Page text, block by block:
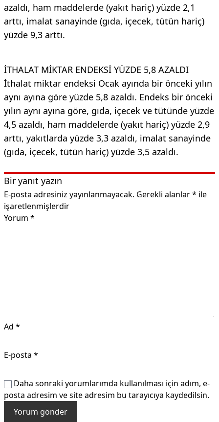
azaldı, ham maddelerde (yakıt hariç) yüzde 2,1
arttı, imalat sanayinde (gıda, içecek, tütün hariç)
yüzde 9,3 arttı.
İTHALAT MİKTAR ENDEKSİ YÜZDE 5,8 AZALDI
İthalat miktar endeksi Ocak ayında bir önceki yılın
aynı ayına göre yüzde 5,8 azaldı. Endeks bir önceki
yılın aynı ayına göre, gıda, içecek ve tütünde yüzde
4,5 azaldı, ham maddelerde (yakıt hariç) yüzde 2,9
arttı, yakıtlarda yüzde 3,3 azaldı, imalat sanayinde
(gıda, içecek, tütün hariç) yüzde 3,5 azaldı.
Bir yanıt yazın
E-posta adresiniz yayınlanmayacak. Gerekli alanlar* ile
işaretlenmişlerdir
Yorum *
Ad *
E-posta *
Daha sonraki yorumlarımda kullanılması için adım, e-
posta adresim ve site adresim bu tarayıcıya kaydedilsin.